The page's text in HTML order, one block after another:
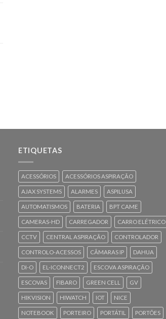
ETIQUETAS
ACESSÓRIOS ACESSÓRIOS ASPIRAÇÃO
AJAX SYSTEMS ALARMES ASPILUSA
AUTOMATISMOS BATERIA BPT CAME
CAMERAS-HD CARREGADOR CARRO ELÉTRICO
CCTV CENTRAL ASPIRAÇÃO CONTROLADOR
CONTROLO-ACESSOS CÂMARAS IP DAHUA
DI-O EL-ICONNECT2 ESCOVA ASPIRAÇÃO
ESCOVAS FIBARO GREEN CELL GV
HIKVISION HIWATCH IOT NICE
NOTEBOOK PORTEIRO PORTÁTIL PORTÕES